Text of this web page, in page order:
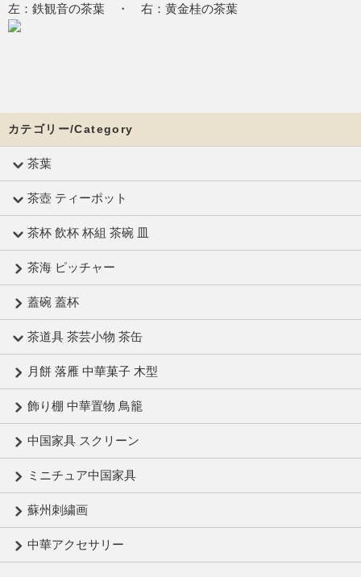
左：鉄観音の茶葉 ・ 右：黄金桂の茶葉
カテゴリー/Category
茶葉
茶壺 ティーポット
茶杯 飲杯 杯組 茶碗 皿
茶海 ピッチャー
蓋碗 蓋杯
茶道具 茶芸小物 茶缶
月餅 落雁 中華菓子 木型
飾り棚 中華置物 鳥籠
中国家具 スクリーン
ミニチュア中国家具
蘇州刺繍画
中華アクセサリー